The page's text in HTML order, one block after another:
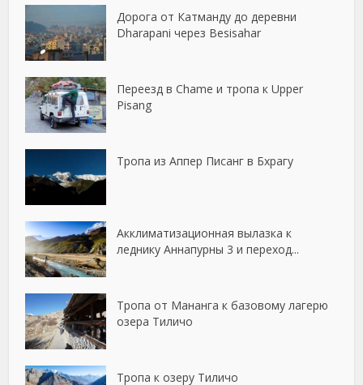
Дорога от Катманду до деревни
Dharapani через Besisahar
Переезд в Chame и тропа к Upper
Pisang
Тропа из Аппер Писанг в Бхрагу
Акклиматизационная вылазка к
леднику Аннапурны 3 и переход...
Тропа от Мананга к базовому лагерю
озера Тиличо
Тропа к озеру Тиличо